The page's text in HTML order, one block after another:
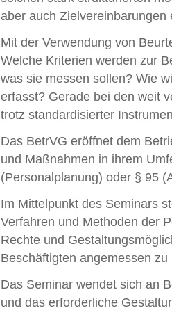
aber auch Zielvereinbarungen
Mit der Verwendung von
Welche Kriterien werden zur
was sie messen sollen? Wie
erfasst? Gerade bei den weit
trotz standardisierter
Das BetrVG eröffnet dem
und Maßnahmen in ihrem
(Personalplanung) oder § 95
Im Mittelpunkt des Seminars
Verfahren und Methoden der
Rechte und
Beschäftigten angemessen
Das Seminar wendet sich an
und das erforderliche